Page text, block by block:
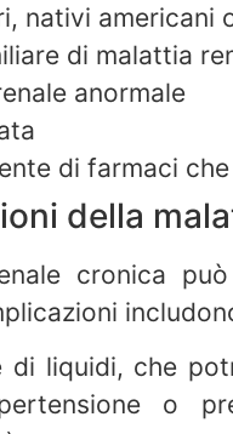
nativi americani
di malattia
anormale
di farmaci
della
cronica
di liquidi, che
o